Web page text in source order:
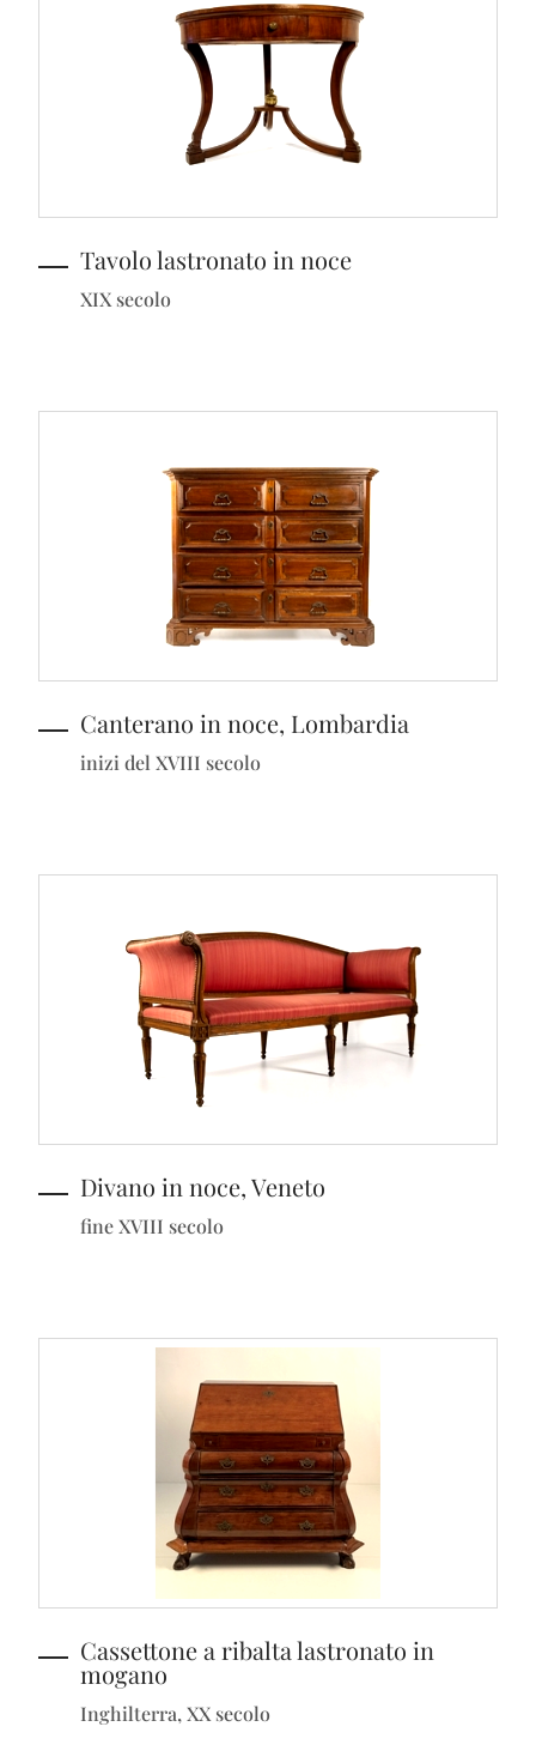
Tavolo lastronato in noce
XIX secolo
Canterano in noce, Lombardia
inizi del XVIII secolo
Divano in noce, Veneto
fine XVIII secolo
Cassettone a ribalta lastronato in
mogano
Inghilterra, XX secolo